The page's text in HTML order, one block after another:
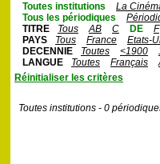
Toutes institutions
La
Tous les périodiques
TITRE
Tous AB C DE F
PAYS
Tous France Etats-
DECENNIE
Toutes <1900
LANGUE
Toutes Français
Réinitialiser les critères
Toutes institutions - 0